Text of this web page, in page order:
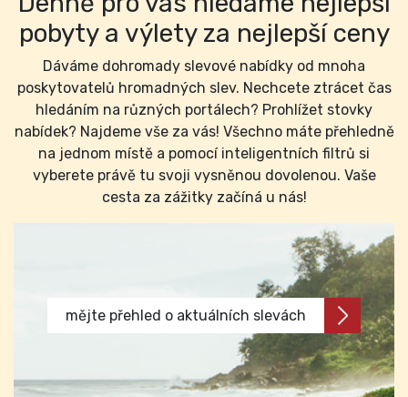
pobyty a výlety za nejlepší ceny
Dáváme dohromady slevové nabídky od mnoha
poskytovatelů hromadných slev. Nechcete ztrácet čas
hledáním na různých portálech? Prohlížet stovky
nabídek? Najdeme vše za vás! Všechno máte přehledně
na jednom místě a pomocí inteligentních filtrů si
vyberete právě tu svoji vysněnou dovolenou. Vaše
cesta za zážitky začíná u nás!
mějte přehled o aktuálních slevách